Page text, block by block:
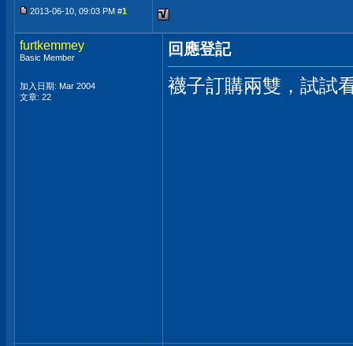
2013-06-10, 09:03 PM #1
furtkemmey
Basic Member
加入日期: Mar 2004
文章: 22
回應登記
襪子訂購兩雙，試試